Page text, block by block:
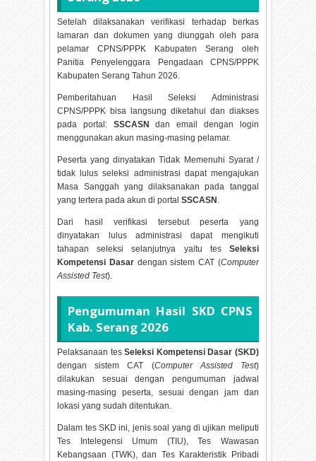
Setelah dilaksanakan verifikasi terhadap berkas
lamaran dan dokumen yang diunggah oleh para
pelamar CPNS/PPPK Kabupaten Serang oleh
Panitia Penyelenggara Pengadaan CPNS/PPPK
Kabupaten Serang Tahun2026.
Pemberitahuan Hasil Seleksi Administrasi
CPNS/PPPK bisa langsung diketahui dan diakses
pada portal: SSCASN
dan email dengan login
menggunakan akun masing-masing pelamar.
Peserta yang dinyatakan Tidak Memenuhi Syarat /
tidak lulus seleksi administrasi dapat mengajukan
Masa Sanggah yang dilaksanakan pada tanggal
yang tertera pada akun di portalSSCASN .
Dari hasil verifikasi tersebut peserta yang
dinyatakan lulus administrasi dapat mengikuti
tahapan seleksi selanjutnya yaitu tes Seleksi
Kompetensi Dasar dengan sistem CAT (Computer
Assisted Test).
Pengumuman Hasil SKD CPNS
Kab. Serang 2026
Pelaksanaan tesSeleksi Kompetensi Dasar (SKD)
dengan sistem CAT (Computer Assisted Test)
dilakukan sesuai dengan pengumuman jadwal
masing-masing peserta, sesuai dengan jam dan
lokasi yang sudah ditentukan.
Dalam tes SKD ini, jenis soal yang di ujikan meliputi
Tes Intelegensi Umum (TIU), Tes Wawasan
Kebangsaan (TWK), dan Tes Karakteristik Pribadi